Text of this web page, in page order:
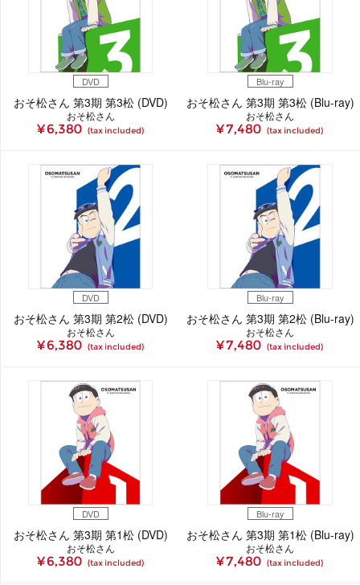
DVD
おそ松さん 第3期 第3松 (DVD)
おそ松さん
¥ 6,380 (tax included)
Blu-ray
おそ松さん 第3期 第3松 (Blu-ray)
おそ松さん
¥ 7,480 (tax included)
DVD
おそ松さん 第3期 第2松 (DVD)
おそ松さん
¥ 6,380 (tax included)
Blu-ray
おそ松さん 第3期 第2松 (Blu-ray)
おそ松さん
¥ 7,480 (tax included)
DVD
おそ松さん 第3期 第1松 (DVD)
おそ松さん
¥ 6,380 (tax included)
Blu-ray
おそ松さん 第3期 第1松 (Blu-ray)
おそ松さん
¥ 7,480 (tax included)